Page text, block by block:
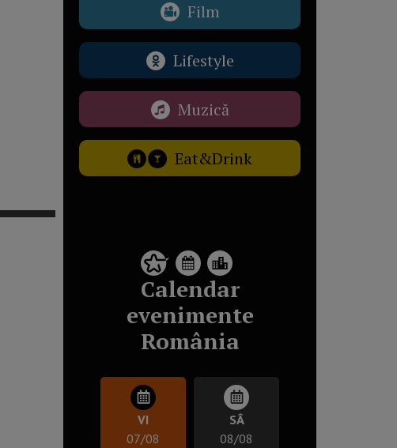
Film
Lifestyle
Muzică
Eat&Drink
Calendar
evenimente
România
VI
07/08
SÂ
08/08